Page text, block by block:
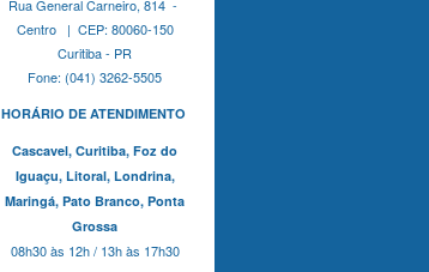
Rua General Carneiro, 814 -
Centro | CEP: 80060-150
Curitiba - PR
Fone: (041) 3262-5505
HORÁRIO DE ATENDIMENTO
Cascavel, Curitiba, Foz do
Iguaçu, Litoral, Londrina,
Maringá, Pato Branco, Ponta
Grossa
08h30 às 12h / 13h às 17h30